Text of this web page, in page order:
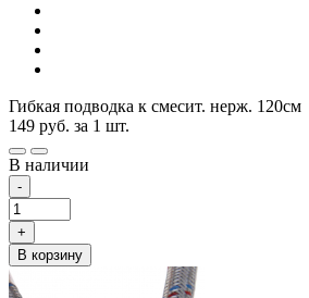
Гибкая подводка к смесит. нерж. 120см
149 руб. за 1 шт.
В наличии
-
+
В корзину